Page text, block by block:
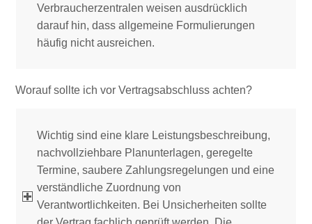
Verbraucherzentralen weisen ausdrücklich
darauf hin, dass allgemeine Formulierungen
häufig nicht ausreichen.
Worauf sollte ich vor Vertragsabschluss achten?
Wichtig sind eine klare Leistungsbeschreibung,
nachvollziehbare Planunterlagen, geregelte
Termine, saubere Zahlungsregelungen und eine
verständliche Zuordnung von
Verantwortlichkeiten. Bei Unsicherheiten sollte